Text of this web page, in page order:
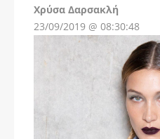
Χρύσα Δαρσακλή
23/09/2019 @ 08:30:48